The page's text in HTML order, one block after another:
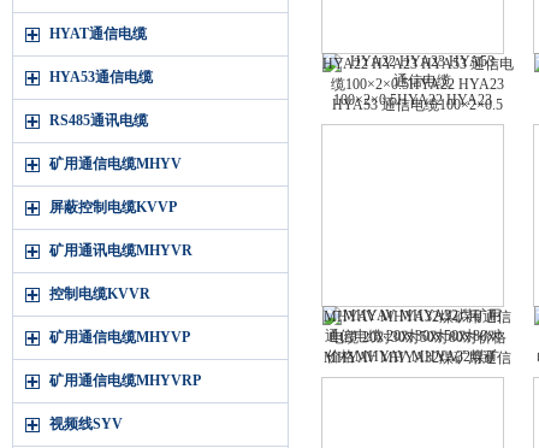
HYAT通信电缆
HYA53通信电缆
RS485通讯电缆
矿用通信电缆MHYV
屏蔽控制电缆KVVP
矿用通讯电缆MHYVR
控制电缆KVVR
矿用通信电缆MHYVP
矿用通信电缆MHYVRP
视频线SYV
HYA22 HYA23 HYA53 通信电
缆100×2×0.5HYA22 HYA23
HYA53 通信电缆100×2×0.5
MHYAV MHYA32煤矿用通信
电缆 20对30对50对80对价格
MHYAV MHYA32煤矿用通信
电缆 20对30对50对80对价格